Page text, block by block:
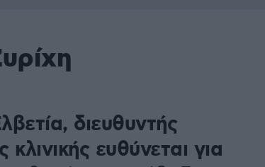
διευθυντής
κλινικής ευθύνεται για